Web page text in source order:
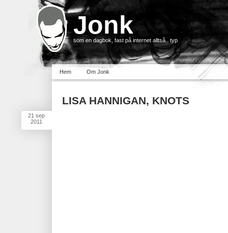
Jonk
som en dagbok, fast på internet alltså.. typ
Hem Om Jonk
21 sep
2011
LISA HANNIGAN, KNOTS